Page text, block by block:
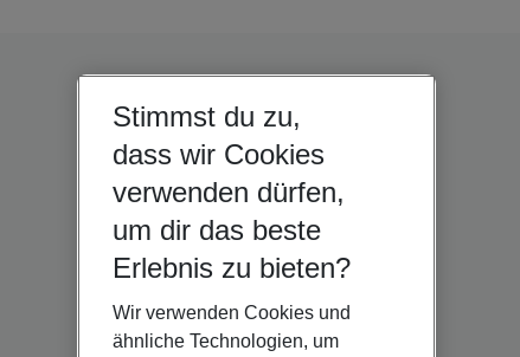
Stimmst du zu,
dass wir Cookies
verwenden dürfen,
um dir das beste
Erlebnis zu bieten?
Wir verwenden Cookies und
ähnliche Technologien, um